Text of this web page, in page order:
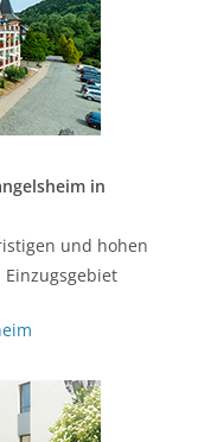
in
und hohen